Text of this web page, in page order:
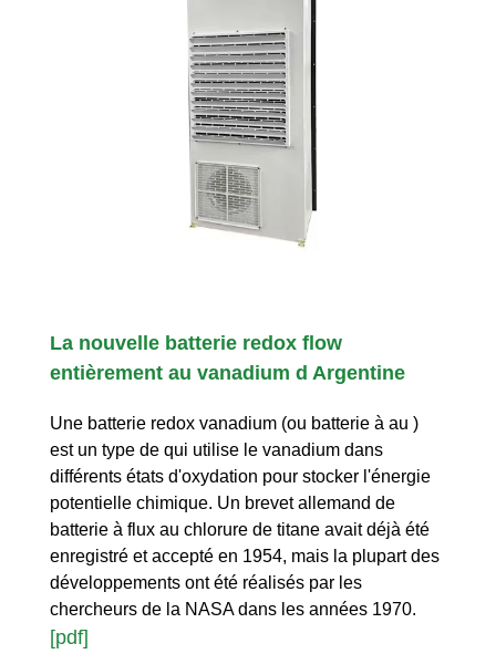
La nouvelle batterie redox flow
entièrement au vanadium d Argentine
Une batterie redox vanadium (ou batterie à au )
est un type de qui utilise le vanadium dans
différents états d'oxydation pour stocker l'énergie
potentielle chimique. Un brevet allemand de
batterie à flux au chlorure de titane avait déjà été
enregistré et accepté en 1954, mais la plupart des
développements ont été réalisés par les
chercheurs de la NASA dans les années 1970.
[pdf]